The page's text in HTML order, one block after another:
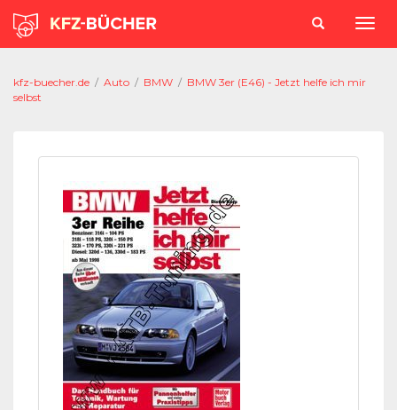
kfz-buecher.de / Auto / BMW / BMW 3er (E46) - Jetzt helfe ich mir
selbst